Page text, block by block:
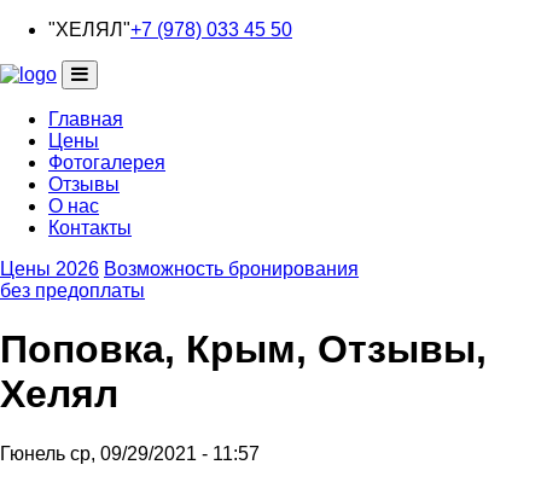
Перейти
основному
содержанию
"ХЕЛЯЛ"+7 (978) 033 45 50
Основная
навигация
Главная
Цены
Фотогалерея
Отзывы
О нас
Контакты
Цены 2026 Возможность бронирования
без предоплаты
Поповка, Крым, Отзывы,
Хелял
Гюнель ср, 09/29/2021 - 11:57